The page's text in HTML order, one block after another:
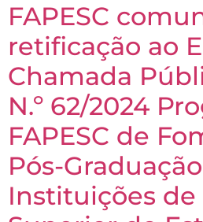
FAPESC
retificação ao
Chamada
N.º 62/2024
FAPESC de
Pós-
Instituições de